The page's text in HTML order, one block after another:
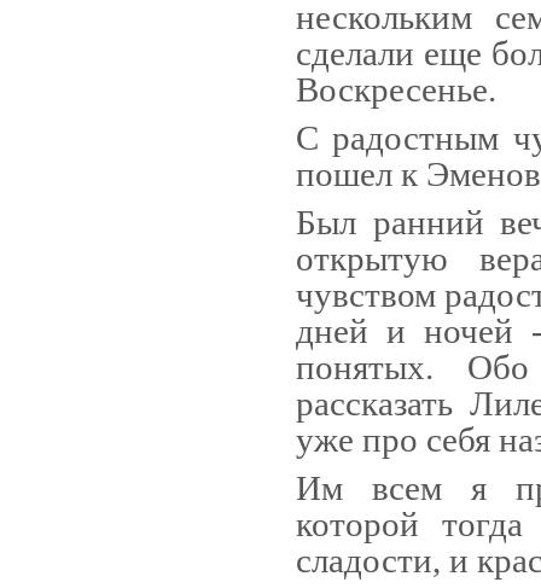
нескольким
сделали еще
Воскресенье.
С радостным
пошел к
Был ранний
открытую
чувством
дней и ночей
понятых.
рассказать
уже про себя
Им всем я
которой
сладости, и